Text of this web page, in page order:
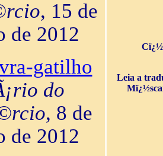
, 15 de
de 2012
gatilho
do
, 8 de
de 2012
Leia a